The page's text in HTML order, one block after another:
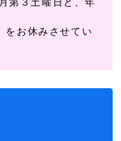
をお休みさせてい